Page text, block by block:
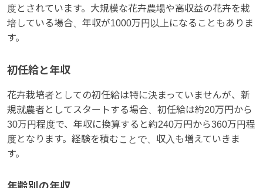
度とされています。大規模な花卉農場や高収益の花卉を栽
培している場合、年収が1000万円以上になることもありま
す。
初任給と年収
花卉栽培者としての初任給は特に決まっていませんが、新
規就農者としてスタートする場合、初任給は約20万円から
30万円程度で、年収に換算すると約240万円から360万円程
度となります。経験を積むことで、収入も増えていきま
す。